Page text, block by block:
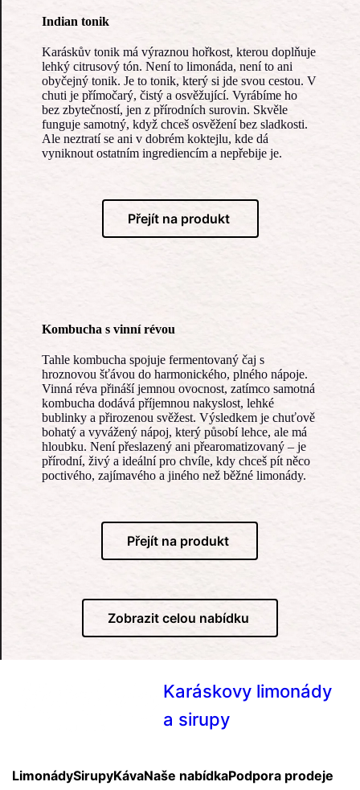
Indian tonik
Karáskův tonik má výraznou hořkost, kterou doplňuje
lehký citrusový tón. Není to limonáda, není to ani
obyčejný tonik. Je to tonik, který si jde svou cestou. V
chuti je přímočarý, čistý a osvěžující. Vyrábíme ho
bez zbytečností, jen z přírodních surovin. Skvěle
funguje samotný, když chceš osvěžení bez sladkosti.
Ale neztratí se ani v dobrém koktejlu, kde dá
vyniknout ostatním ingrediencím a nepřebije je.
Přejít na produkt
Kombucha s vinní révou
Tahle kombucha spojuje fermentovaný čaj s
hroznovou šťávou do harmonického, plného nápoje.
Vinná réva přináší jemnou ovocnost, zatímco samotná
kombucha dodává příjemnou nakyslost, lehké
bublinky a přirozenou svěžest. Výsledkem je chuťově
bohatý a vyvážený nápoj, který působí lehce, ale má
hloubku. Není přeslazený ani přearomatizovaný – je
přírodní, živý a ideální pro chvíle, kdy chceš pít něco
poctivého, zajímavého a jiného než běžné limonády.
Přejít na produkt
Zobrazit celou nabídku
Karáskovy limonády
a sirupy
LimonádySirupyKávaNaše nabídkaPodpora prodeje